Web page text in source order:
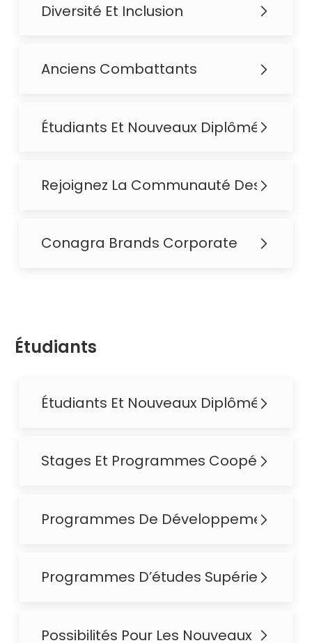
Diversité Et Inclusion
Anciens Combattants
Étudiants Et Nouveaux Diplômés
Rejoignez La Communauté Des
Conagra Brands Corporate
Étudiants
Étudiants Et Nouveaux Diplômés
Stages Et Programmes Coopératifs
Programmes De Développement
Programmes D’études Supérieures
Possibilités Pour Les Nouveaux